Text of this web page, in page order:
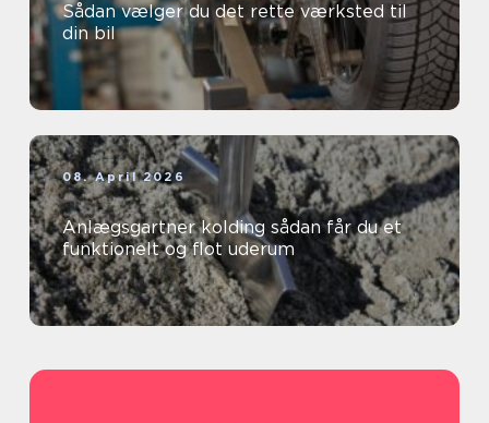
Sådan vælger du det rette værksted til
din bil
08. April 2026
Anlægsgartner kolding sådan får du et
funktionelt og flot uderum